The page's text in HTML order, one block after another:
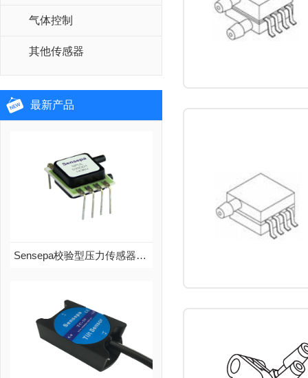
气体控制
其他传感器
最新产品
Sensepa校验型压力传感器SPU系列
品牌：Sensepa
说明：Sensepa压力传感器SPU系列，带温度补偿，mV信号输出，零点和满量程校准，可接受非标定制...